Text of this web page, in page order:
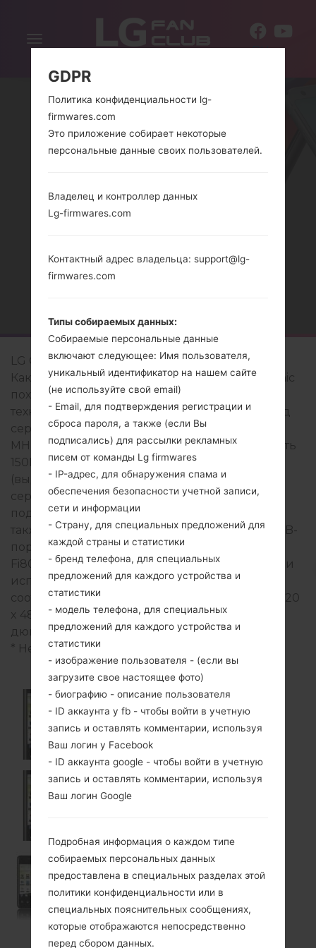
Включить
RU
СЕРИЯLG OPTIMUS
LG Optimus Chic
Как правило, устройства серии LG Optimus Chic
похожи по внешнему виду и имеют общие
технические характеристики. Модельный ряд
серии LG Optimus Chic работает на базе - 600
MHz с - оперативной памяти. Внутреняя память
150MB и поддерживает microSD, до 32 GB
(выделенный слот), 2 GB included. Устройства
серии LG Optimus Chic имеют 3.5mm jack и
поддерживают Bluetooth Версия 2.1, A2DP,
также присутствует технология GPS A-GPS. USB-
порт поддерживает microUSB 2.0, а также Wi-
Fi802.11b/g, Wi-Fi Direct, hotspot. В данной серии
используется дисплей 3.2 in (~46.8%
соотношение экрана к телу) с разрешением 320
x 480 пикселей (~180 плотность пикселей на
дюйм), тип экрана TFT.
* Некоторые данные могут отличаться.
E720
LU3100
GDPR
Политика конфиденциальности lg-
firmwares.com
Это приложение собирает некоторые
персональные данные своих пользователей.
Владелец и контроллер данных
Lg-firmwares.com
Контактный адрес владельца: support@lg-
firmwares.com
Типы собираемых данных:
Собираемые персональные данные
включают следующее: Имя пользователя,
уникальный идентификатор на нашем сайте
(не используйте свой email)
- Email, для подтверждения регистрации и
сброса пароля, а также (если Вы
подписались) для рассылки рекламных
писем от команды Lg firmwares
- IP-адрес, для обнаружения спама и
обеспечения безопасности учетной записи,
сети и информации
- Страну, для специальных предложений для
каждой страны и статистики
- бренд телефона, для специальных
предложений для каждого устройства и
статистики
- модель телефона, для специальных
предложений для каждого устройства и
статистики
- изображение пользователя - (если вы
загрузите свое настоящее фото)
- биографию - описание пользователя
- ID аккаунта у fb - чтобы войти в учетную
запись и оставлять комментарии, используя
Ваш логин у Facebook
- ID аккаунта google - чтобы войти в учетную
запись и оставлять комментарии, используя
Ваш логин Google
Подробная информация о каждом типе
собираемых персональных данных
предоставлена в специальных разделах этой
политики конфиденциальности или в
специальных пояснительных сообщениях,
которые отображаются непосредственно
перед сбором данных.